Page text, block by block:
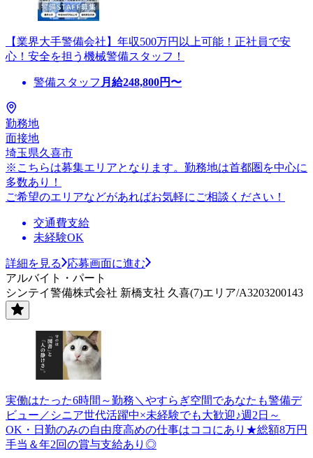
【業界大手警備会社】年収500万円以上可能！正社員で安
心！安全を担う機械警備スタッフ！
警備スタッフ 月給248,800円〜
勤務地
面接地
埼玉県久喜市
※こちらは募集エリアとなります。勤務地は首都圏を中心に
多数あり！
ご希望のエリアなどがあればお気軽にご相談ください！
交通費支給
未経験OK
詳細を見る
応募画面に進む
アルバイト・パート
シンテイ警備株式会社 新橋支社 久喜(7)エリア/A3203200143
実働はたった6時間～勤務＼やすらぎ空間であなたも警備デ
ビュー／シニア世代活躍中×未経験でも大歓迎♪週2日～
OK・日勤のみの自由度高めの仕事はココにあり★総額8万円
手当＆年2回の賞与支給あり◎